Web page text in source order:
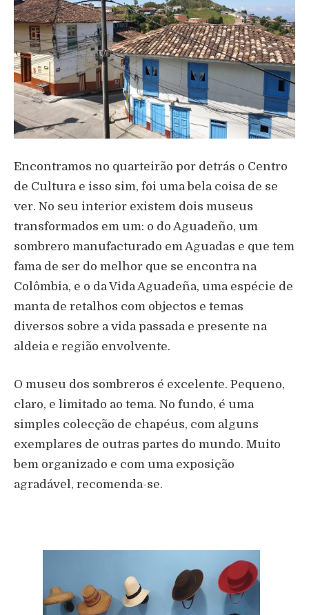
Encontramos no quarteirão por detrás o Centro
de Cultura e isso sim, foi uma bela coisa de se
ver. No seu interior existem dois museus
transformados em um: o do Aguadeño, um
sombrero manufacturado em Aguadas e que tem
fama de ser do melhor que se encontra na
Colômbia, e o da Vida Aguadeña, uma espécie de
manta de retalhos com objectos e temas
diversos sobre a vida passada e presente na
aldeia e região envolvente.
O museu dos sombreros é excelente. Pequeno,
claro, e limitado ao tema. No fundo, é uma
simples colecção de chapéus, com alguns
exemplares de outras partes do mundo. Muito
bem organizado e com uma exposição
agradável, recomenda-se.